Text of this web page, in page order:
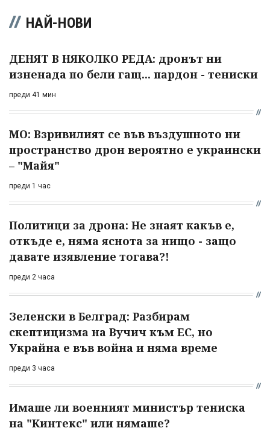
НАЙ-НОВИ
ДЕНЯТ В НЯКОЛКО РЕДА: дронът ни
изненада по бели гащ... пардон - тениски
преди 41 мин
МО: Взривилият се във въздушното ни
пространство дрон вероятно е украински
– "Майя"
преди 1 час
Политици за дрона: Не знаят какъв е,
откъде е, няма яснота за нищо - защо
давате изявление тогава?!
преди 2 часа
Зеленски в Белград: Разбирам
скептицизма на Вучич към ЕС, но
Украйна е във война и няма време
преди 3 часа
Имаше ли военният министър тениска
на "Кинтекс" или нямаше?